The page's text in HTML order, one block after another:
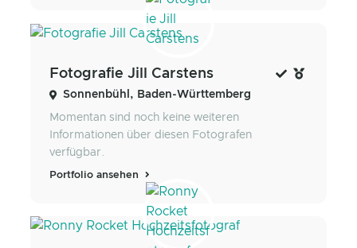
Fotografie Jill Carstens
Sonnenbühl, Baden-Württemberg
Momentan sind noch keine weiteren
Informationen über diesen Fotografen
verfügbar.
Portfolio ansehen